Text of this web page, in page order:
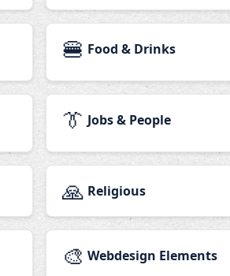
🍔 Food & Drinks
👔 Jobs & People
🙏 Religious
🎨 Webdesign Elements